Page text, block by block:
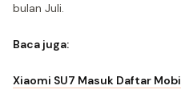
bulan Juli.
Baca juga:
Xiaomi SU7 Masuk Daftar